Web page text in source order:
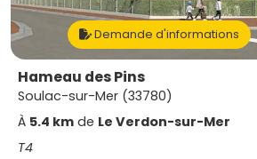
Demande d'informations
Hameau des Pins
Soulac-sur-Mer (33780)
À 5.4 km de Le Verdon-sur-Mer
T4